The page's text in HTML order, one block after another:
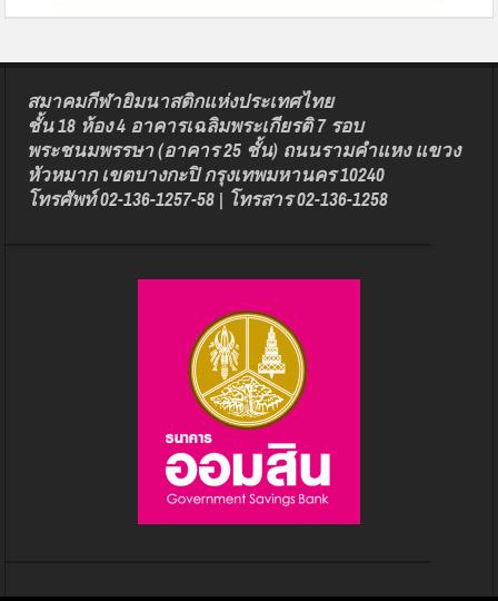
สมาคมกีฬายิมนาสติกแห่งประเทศไทย
ชั้น 18 ห้อง 4 อาคารเฉลิมพระเกียรติ 7 รอบ
พระชนมพรรษา (อาคาร 25 ชั้น) ถนนรามคำแหง แขวง
หัวหมาก เขตบางกะปิ กรุงเทพมหานคร 10240
โทรศัพท์ 02-136-1257-58 | โทรสาร 02-136-1258